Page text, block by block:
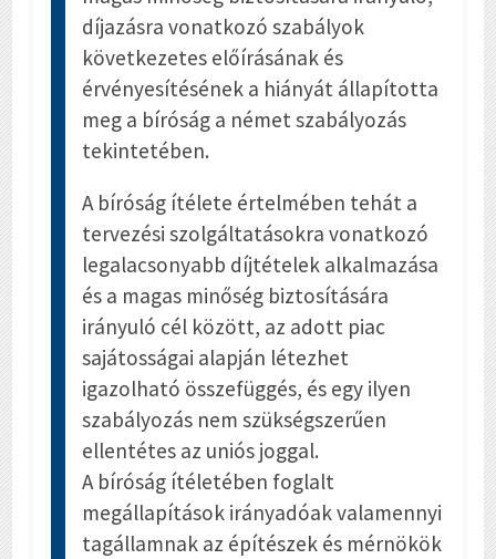
díjazásra vonatkozó szabályok
következetes előírásának és
érvényesítésének a hiányát állapította
meg a bíróság a német szabályozás
tekintetében.
A bíróság ítélete értelmében tehát a
tervezési szolgáltatásokra vonatkozó
legalacsonyabb díjtételek alkalmazása
és a magas minőség biztosítására
irányuló cél között, az adott piac
sajátosságai alapján létezhet
igazolható összefüggés, és egy ilyen
szabályozás nem szükségszerűen
ellentétes az uniós joggal.
A bíróság ítéletében foglalt
megállapítások irányadóak valamennyi
tagállamnak az építészek és mérnökök